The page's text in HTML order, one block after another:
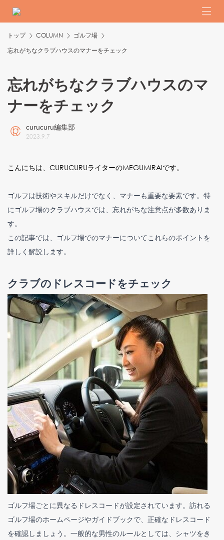
トップ COLUMN
ゴルフ場
忘れがちなクラブハウスのマナーをチェック
忘れがちなクラブハウスのマ
ナーをチェック
curucuru編集部
2023.9.7
こんにちは、CURUCURUライターのMEGUMIRAIです。
ゴルフは技術やスキルだけでなく、マナーも重要な要素です。特
にゴルフ場のクラブハウスでは、忘れがちな注意点が多数ありま
す。
この記事では、ゴルフ場でのマナーについてこれらのポイントを
詳しく解説します。
クラブのドレスコードをチェック
ゴルフ場ごとに異なるドレスコードが設定されています。訪れる
ゴルフ場のホームページやガイドブックで、正確なドレスコード
を確認しましょう。一般的な男性のルールとしては、シャツをき